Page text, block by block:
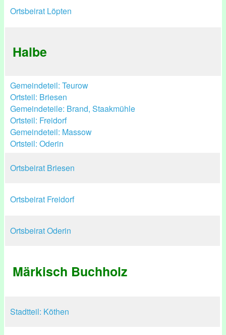
Ortsbeirat Löpten
Halbe
Gemeindeteil: Teurow
Ortsteil: Briesen
Gemeindeteile: Brand, Staakmühle
Ortsteil: Freidorf
Gemeindeteil: Massow
Ortsteil: Oderin
Ortsbeirat Briesen
Ortsbeirat Freidorf
Ortsbeirat Oderin
Märkisch Buchholz
Stadtteil: Köthen